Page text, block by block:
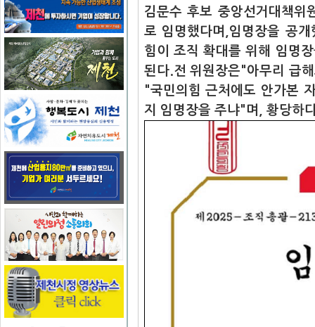
김문수 후보 중앙선거대책위
로 임명했다며,임명장을 공
힘이 조직 확대를 위해 임명
된다.전 위원장은"아무리 급
"국민의힘 근처에도 안가본
지 임명장을 주냐"며, 황당하